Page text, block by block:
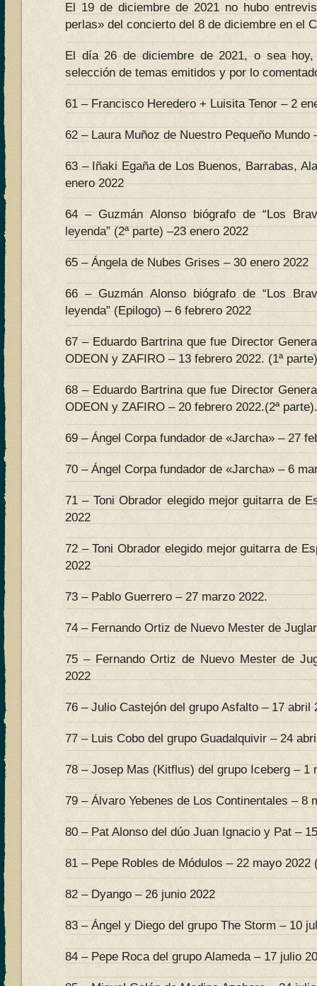
El 19 de diciembre de 2021 no hubo
perlas» del concierto del 8 de diciembre en el
El día 26 de diciembre de 2021, o sea
selección de temas emitidos y por lo
61 – Francisco Heredero + Luisita Tenor – 2
62 – Laura Muñoz de Nuestro Pequeño Mundo
63 – Iñaki Egaña de Los Buenos, Barrabas,
enero 2022
64 – Guzmán Alonso biógrafo de “Los
leyenda” (2ª parte) –23 enero 2022
65 – Ángela de Nubes Grises – 30 enero 2022
66 – Guzmán Alonso biógrafo de “Los
leyenda” (Epilogo) – 6 febrero 2022
67 – Eduardo Bartrina que fue Director
ODEON y ZAFIRO – 13 febrero 2022. (1ª
68 – Eduardo Bartrina que fue Director
ODEON y ZAFIRO – 20 febrero 2022.(2ª parte).
69 – Ángel Corpa fundador de «Jarcha» – 27
70 – Ángel Corpa fundador de «Jarcha» – 6
71 – Toni Obrador elegido mejor guitarra de
2022
72 – Toni Obrador elegido mejor guitarra de
2022
73 – Pablo Guerrero – 27 marzo 2022.
74 – Fernando Ortiz de Nuevo Mester de
75 – Fernando Ortiz de Nuevo Mester de
2022
76 – Julio Castejón del grupo Asfalto – 17 abril
77 – Luis Cobo del grupo Guadalquivir – 24
78 – Josep Mas (Kitflus) del grupo Iceberg – 1
79 – Álvaro Yebenes de Los Continentales – 8
80 – Pat Alonso del dúo Juan Ignacio y Pat –
81 – Pepe Robles de Módulos – 22 mayo 2022
82 – Dyango – 26 junio 2022
83 – Ángel y Diego del grupo The Storm – 10
84 – Pepe Roca del grupo Alameda – 17 julio